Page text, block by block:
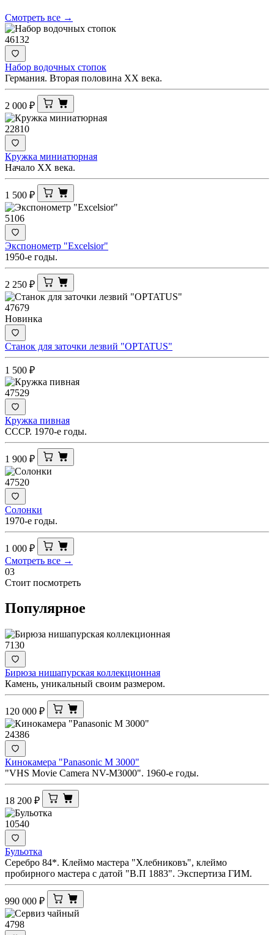
Смотреть все →
46132
Набор водочных стопок
Германия. Вторая половина ХХ века.
2 000 ₽
22810
Кружка миниатюрная
Начало ХХ века.
1 500 ₽
5106
Экспонометр "Excelsior"
1950-е годы.
2 250 ₽
47679
Новинка
Станок для заточки лезвий "OPTATUS"
1 500 ₽
47529
Кружка пивная
СССР. 1970-е годы.
1 900 ₽
47520
Солонки
1970-е годы.
1 000 ₽
Смотреть все →
03
Стоит посмотреть
Популярное
7130
Бирюза нишапурская коллекционная
Камень, уникальный своим размером.
120 000 ₽
24386
Кинокамера "Panasonic M 3000"
"VHS Movie Camera NV-M3000". 1960-е годы.
18 200 ₽
10540
Бульотка
Серебро 84*. Клеймо мастера "Хлебниковъ", клеймо
пробирного мастера с датой "В.П 1883". Экспертиза ГИМ.
990 000 ₽
4798